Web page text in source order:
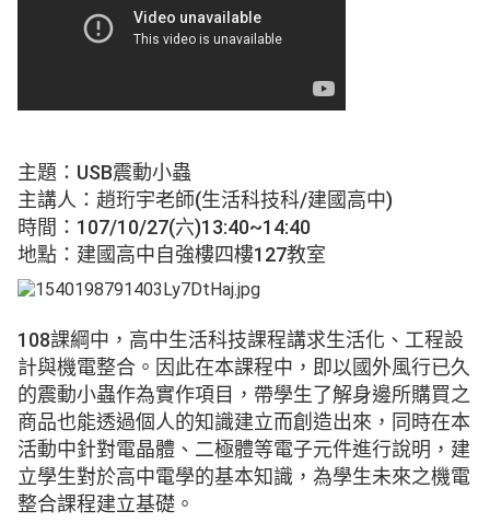
主題：USB震動小蟲
主講人：趙珩宇老師(生活科技科/建國高中)
時間：107/10/27(六)13:40~14:40
地點：建國高中自強樓四樓127教室
108課綱中，高中生活科技課程講求生活化、工程設
計與機電整合。因此在本課程中，即以國外風行已久
的震動小蟲作為實作項目，帶學生了解身邊所購買之
商品也能透過個人的知識建立而創造出來，同時在本
活動中針對電晶體、二極體等電子元件進行說明，建
立學生對於高中電學的基本知識，為學生未來之機電
整合課程建立基礎。